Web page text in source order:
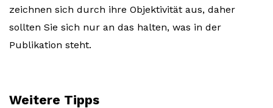
zeichnen sich durch ihre Objektivität aus, daher
sollten Sie sich nur an das halten, was in der
Publikation steht.
Weitere Tipps